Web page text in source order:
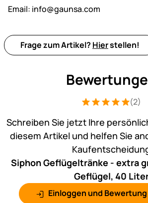
Email: info@gaunsa.com
Frage zum Artikel? Hierstellen!
Bewertung: 5 von
2 Bewertungen
(2)
Schreiben Sie jetzt Ihre
diesem Artikel und helfen Sie
Siphon Geflügeltränke - extra
Geflügel, 40
Einloggen und